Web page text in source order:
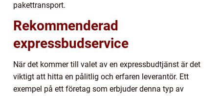
pakettransport.
Rekommenderad
expressbudservice
När det kommer till valet av en expressbudtjänst är det
viktigt att hitta en pålitlig och erfaren leverantör. Ett
exempel på ett företag som erbjuder denna typ av